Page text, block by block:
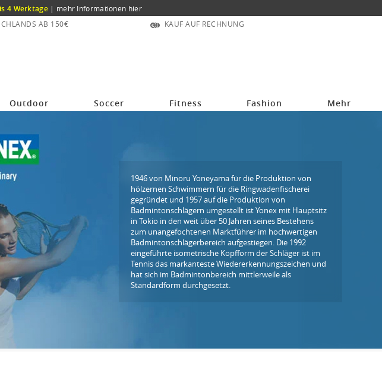
4 Werktage | mehr Informationen hier
AB 150€
KAUF AUF RECHNUNG
Outdoor Soccer Fitness Fashion Mehr
1946 von Minoru Yoneyama für die Produktion von
hölzernen Schwimmern für die Ringwadenfischerei
gegründet und 1957 auf die Produktion von
Badmintonschlägern umgestellt ist Yonex mit Hauptsitz
in Tokio in den weit über 50 Jahren seines Bestehens
zum unangefochtenen Marktführer im hochwertigen
Badmintonschlägerbereich aufgestiegen. Die 1992
eingeführte isometrische Kopfform der Schläger ist im
Tennis das markanteste Wiedererkennungszeichen und
hat sich im Badmintonbereich mittlerweile als
Standardform durchgesetzt.